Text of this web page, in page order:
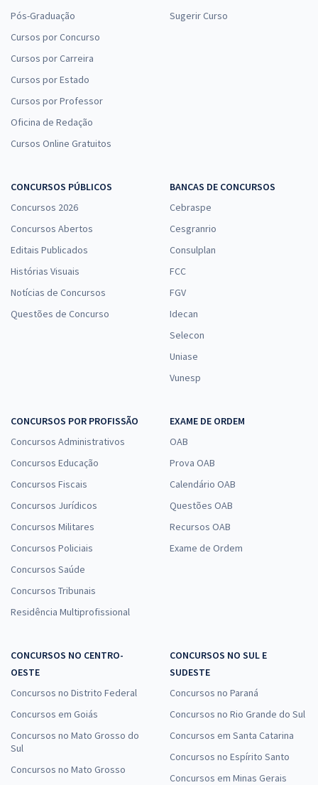
Pós-Graduação
Cursos por Concurso
Cursos por Carreira
Cursos por Estado
Cursos por Professor
Oficina de Redação
Cursos Online Gratuitos
Sugerir Curso
CONCURSOS PÚBLICOS
Concursos 2026
Concursos Abertos
Editais Publicados
Histórias Visuais
Notícias de Concursos
Questões de Concurso
BANCAS DE CONCURSOS
Cebraspe
Cesgranrio
Consulplan
FCC
FGV
Idecan
Selecon
Uniase
Vunesp
CONCURSOS POR PROFISSÃO
Concursos Administrativos
Concursos Educação
Concursos Fiscais
Concursos Jurídicos
Concursos Militares
Concursos Policiais
Concursos Saúde
Concursos Tribunais
Residência Multiprofissional
EXAME DE ORDEM
OAB
Prova OAB
Calendário OAB
Questões OAB
Recursos OAB
Exame de Ordem
CONCURSOS NO CENTRO-
OESTE
Concursos no Distrito Federal
Concursos em Goiás
Concursos no Mato Grosso do
Sul
Concursos no Mato Grosso
CONCURSOS NO SUL E
SUDESTE
Concursos no Paraná
Concursos no Rio Grande do Sul
Concursos em Santa Catarina
Concursos no Espírito Santo
Concursos em Minas Gerais